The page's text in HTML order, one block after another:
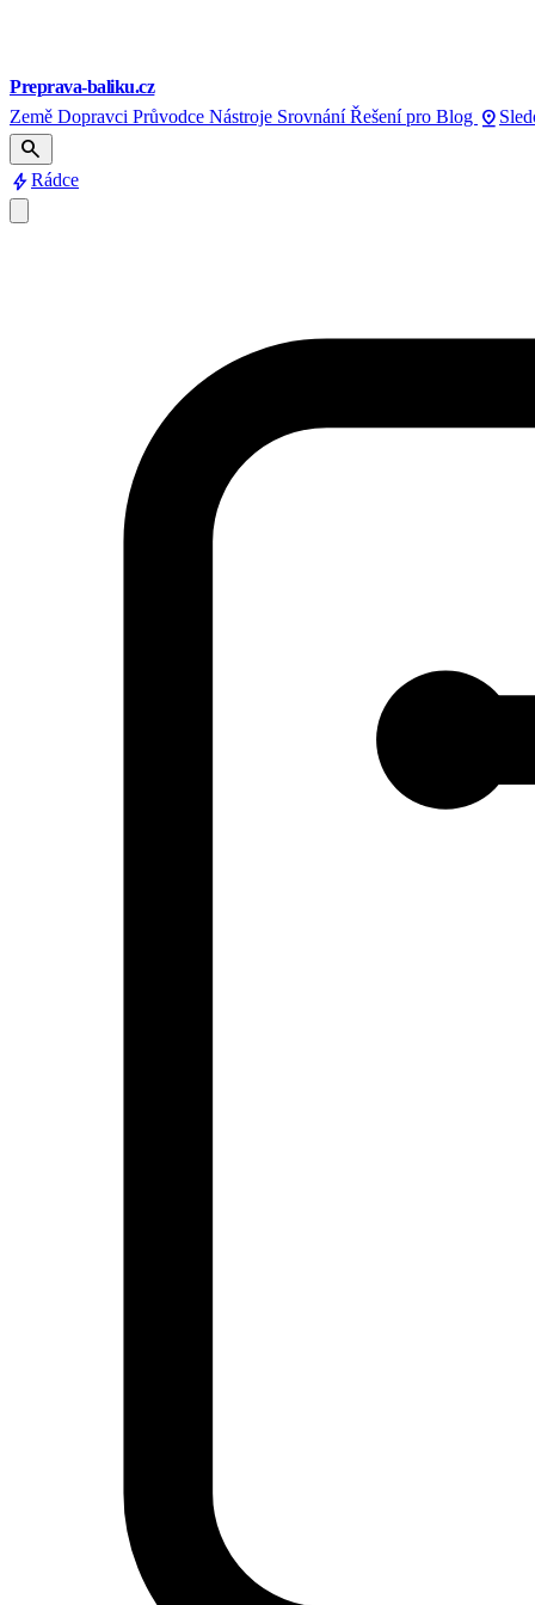
Preprava-baliku.cz
Země Dopravci Průvodce Nástroje Srovnání Řešení pro Blog pin_drop
search
boltRádce